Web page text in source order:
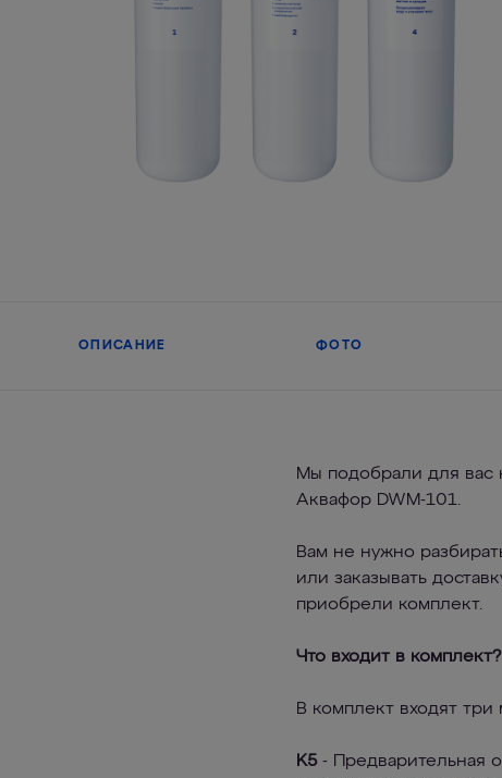
ОПИСАНИЕ ФОТО
Мы подобрали для вас
Аквафор DWM-101.
Вам не нужно
или заказывать
приобрели комплект.
Что входит в комплект?
В комплект входят три
K5- Предварительная